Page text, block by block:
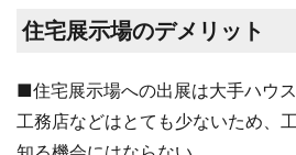
住宅展示場のデメリット
■住宅展示場への出展は大手ハウ
工務店などはとても少ないため、